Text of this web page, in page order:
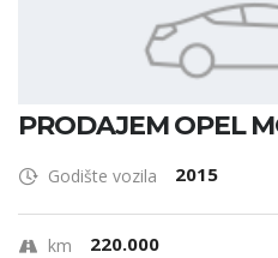
PRODAJEM OPEL
Godište vozila 2015
km 220.000